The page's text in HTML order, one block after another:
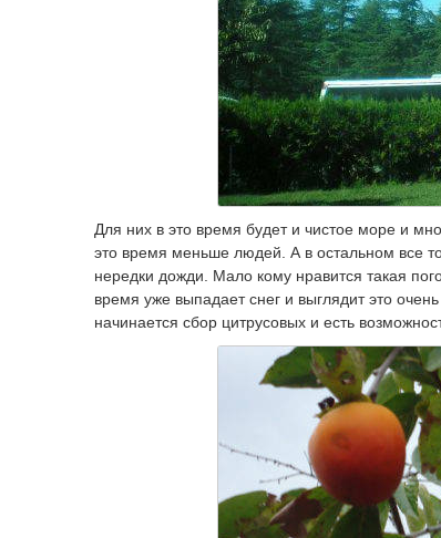
Для них в это время будет и чистое море и
это время меньше людей. А в остальном все
нередки дожди. Мало кому нравится такая
время уже выпадает снег и выглядит это
начинается сбор цитрусовых и есть